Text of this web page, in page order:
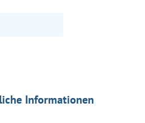
Informationen